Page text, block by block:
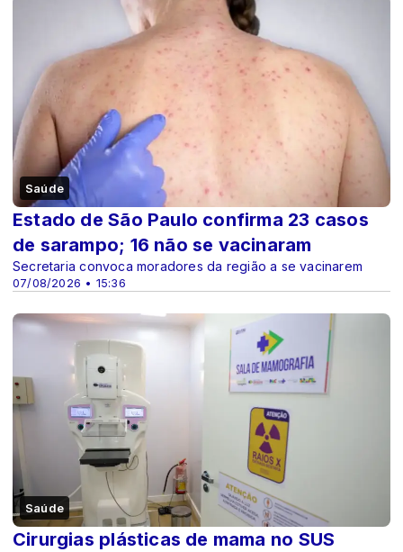
Saúde
07/08/2026 • 15:36
Estado de São Paulo confirma 23 casos
de sarampo; 16 não se vacinaram
Secretaria convoca moradores da região a se vacinarem
Saúde
Cirurgias plásticas de mama no SUS